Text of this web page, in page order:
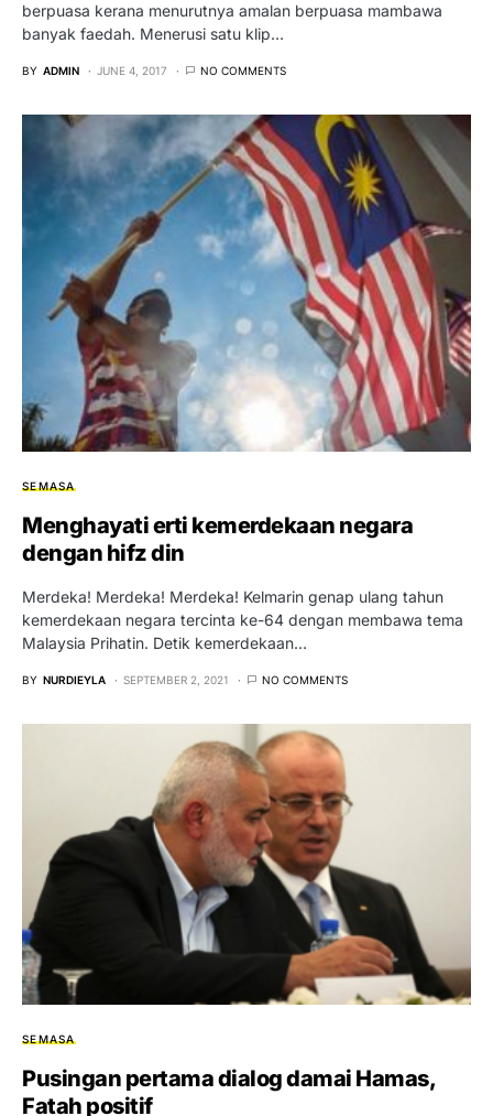
berpuasa kerana menurutnya amalan berpuasa mambawa
banyak faedah. Menerusi satu klip…
BY ADMIN JUNE 4, 2017 NO COMMENTS
SEMASA
Menghayati erti kemerdekaan negara
dengan hifz din
Merdeka! Merdeka! Merdeka! Kelmarin genap ulang tahun
kemerdekaan negara tercinta ke-64 dengan membawa tema
Malaysia Prihatin. Detik kemerdekaan…
BY NURDIEYLA SEPTEMBER 2, 2021 NO COMMENTS
SEMASA
Pusingan pertama dialog damai Hamas,
Fatah positif